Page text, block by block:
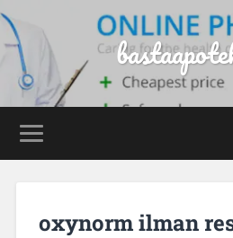
oxynorm ilman